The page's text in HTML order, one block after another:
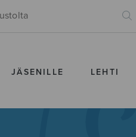
JÄSENILLE LEHTI